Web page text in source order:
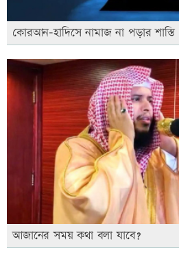
কোরআন-হাদিসে নামাজ না পড়ার শাস্তি
আজানের সময় কথা বলা যাবে?